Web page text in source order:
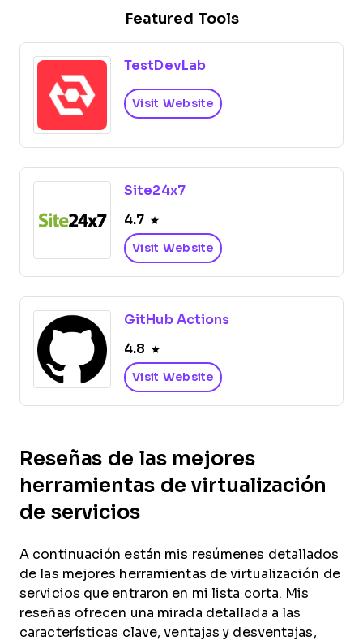
Featured Tools
TestDevLab
Visit Website
Site24x7
4.7
Visit Website
GitHub Actions
4.8
Visit Website
Reseñas de las mejores
herramientas de virtualización
de servicios
A continuación están mis resúmenes detallados
de las mejores herramientas de virtualización de
servicios que entraron en mi lista corta. Mis
reseñas ofrecen una mirada detallada a las
características clave, ventajas y desventajas,